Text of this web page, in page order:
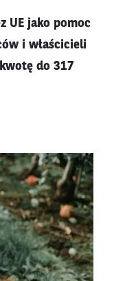
UE jako pomoc
i właścicieli
do 317